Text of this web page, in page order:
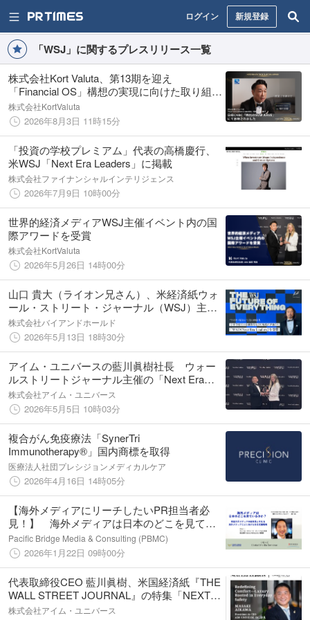
ログイン 新規登録
「WSJ」に関するプレスリリース一覧
株式会社Kort Valuta、第13期を迎え
「Financial OS」構想の実現に向けた取り組み
をさらに推進
株式会社KortValuta
2026年8月3日 11時15分
「投資の学校プレミアム」代表の高橋慶行、
米WSJ「Next Era Leaders」に掲載
株式会社ファイナンシャルインテリジェンス
2026年7月9日 10時00分
世界的経済メディアWSJ主催イベント内の国
際アワードを受賞
株式会社KortValuta
2026年5月26日 14時00分
山口 貴大（ライオン兄さん）、米経済紙ウォ
ール・ストリート・ジャーナル（WSJ）主催
のイベントに登壇
株式会社バイアンドホールド
2026年5月13日 18時30分
アイム・ユニバースの藍川眞樹社長 ウォー
ルストリートジャーナル主催の「Next Era
Leader's」授賞式に参加
株式会社アイム・ユニバース
2026年5月5日 10時03分
複合がん免疫療法「SynerTri
Immunotherapy®」国内商標を取得
医療法人社団プレシジョンメディカルケア
2026年4月16日 14時05分
【海外メディアにリーチしたいPR担当者必
見！】 海外メディアは日本のどこを見てい
るのか？ PBMC グローバルメディアセミナ
ー、１月２９日にオンラインで開催
Pacific Bridge Media & Consulting (PBMC)
2026年1月22日 09時00分
代表取締役CEO 藍川眞樹、米国経済紙『THE
WALL STREET JOURNAL』の特集「NEXT
ERA LEADERS × WSJ」に選出
株式会社アイム・ユニバース